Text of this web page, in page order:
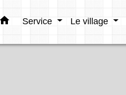
home Service Le village